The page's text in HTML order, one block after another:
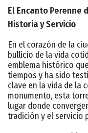
El Encanto Perenne
Historia y Servicio
En el corazón de la
bullicio de la vida
emblema histórico
tiempos y ha sido
clave en la vida de la
monumento, esta
lugar donde
tradición y el servicio